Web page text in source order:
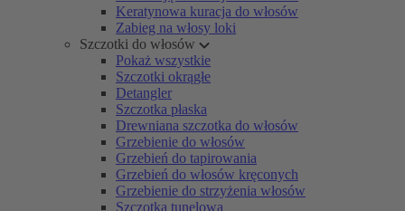
Keratynowa kuracja do włosów
Zabieg na włosy loki
Szczotki do włosów
Pokaż wszystkie
Szczotki okrągłe
Detangler
Szczotka płaska
Drewniana szczotka do włosów
Grzebienie do włosów
Grzebień do tapirowania
Grzebień do włosów kręconych
Grzebienie do strzyżenia włosów
Szczotka tunelowa